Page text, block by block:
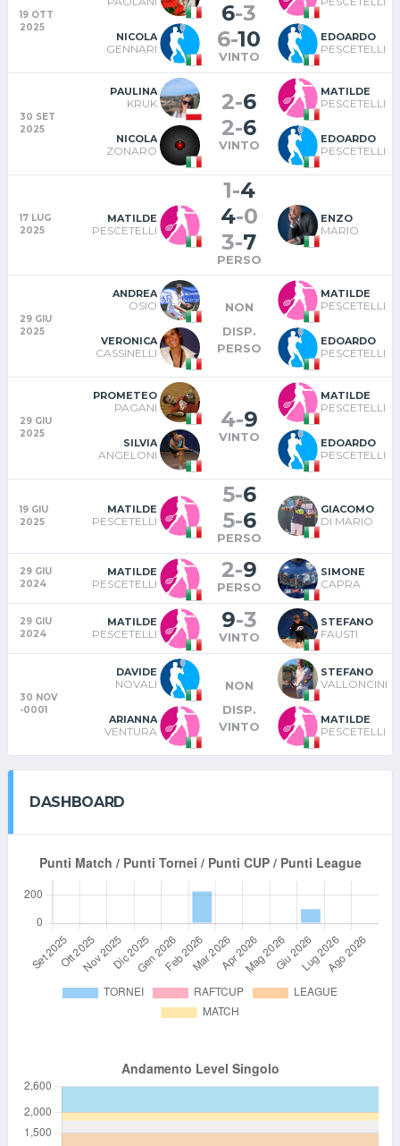
19 OTT
2025
NICOLA
GENNARI
6-3
6-10
VINTO
EDOARDO
PESCETELLI
30 SET
2025
PAULINA
KRUK
NICOLA
ZONARO
2-6
2-6
VINTO
MATILDE
PESCETELLI
EDOARDO
PESCETELLI
17 LUG
2025
MATILDE
PESCETELLI
1-4
4-0
3-7
PERSO
ENZO
MARIO
29 GIU
2025
ANDREA
OSIO
VERONICA
CASSINELLI
NON
DISP.
PERSO
MATILDE
PESCETELLI
EDOARDO
PESCETELLI
29 GIU
2025
PROMETEO
PAGANI
SILVIA
ANGELONI
4-9
VINTO
MATILDE
PESCETELLI
EDOARDO
PESCETELLI
19 GIU
2025
MATILDE
PESCETELLI
5-6
5-6
PERSO
GIACOMO
DI MARIO
29 GIU
2024
MATILDE
PESCETELLI
2-9
PERSO
SIMONE
CAPRA
29 GIU
2024
MATILDE
PESCETELLI
9-3
VINTO
STEFANO
FAUSTI
30 NOV
-0001
DAVIDE
NOVALI
ARIANNA
VENTURA
NON
DISP.
VINTO
STEFANO
VALLONCINI
MATILDE
PESCETELLI
DASHBOARD